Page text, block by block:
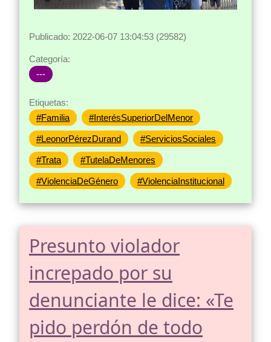
Publicado: 2022-06-07 13:04:53 (29582)
Categoría:
---
Etiquetas:
#Familia
#InterésSuperiorDelMenor
#LeonorPérezDurand #ServiciosSociales
#Trata #TutelaDeMenores
#ViolenciaDeGénero #ViolenciaInstitucional
Presunto violador
increpado por su
denunciante le dice: «Te
pido perdón de todo